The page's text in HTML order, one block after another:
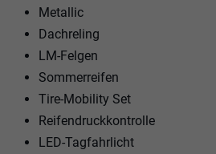
Metallic
Dachreling
LM-Felgen
Sommerreifen
Tire-Mobility Set
Reifendruckkontrolle
LED-Tagfahrlicht